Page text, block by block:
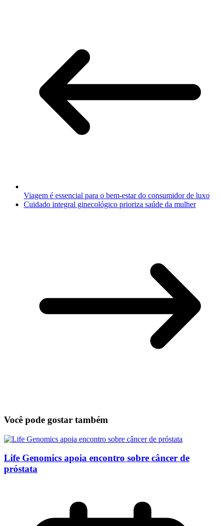
Viagem é essencial para o bem-estar do consumidor de luxo
Cuidado integral ginecológico prioriza saúde da mulher
Você pode gostar também
Life Genomics apoia encontro sobre câncer de
próstata